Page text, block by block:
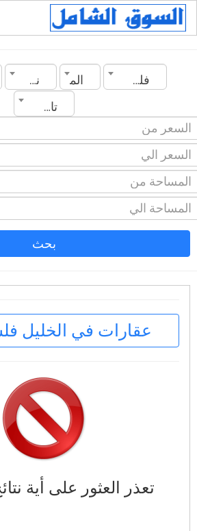
فلسطين المدينة نوع العقار
تاريخ الانشاء
بحث
عقارات في الخليل
تعذر العثور على أية